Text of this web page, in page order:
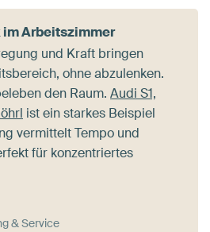
im Arbeitszimmer
und Kraft bringen
ohne abzulenken.
den Raum. Audi S1,
ist ein starkes Beispiel
vermittelt Tempo und
für konzentriertes
& Service